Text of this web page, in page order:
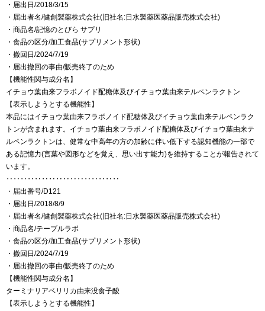
・届出日/2018/3/15
・届出者名/健創製薬株式会社(旧社名:日水製薬医薬品販売株式会社)
・商品名/記憶のとびら サプリ
・食品の区分/加工食品(サプリメント形状)
・撤回日/2024/7/19
・届出撤回の事由/販売終了のため
【機能性関与成分名】
イチョウ葉由来フラボノイド配糖体及びイチョウ葉由来テルペンラクトン
【表示しようとする機能性】
本品にはイチョウ葉由来フラボノイド配糖体及びイチョウ葉由来テルペンラク
トンが含まれます。イチョウ葉由来フラボノイド配糖体及びイチョウ葉由来テ
ルペンラクトンは、健常な中高年の方の加齢に伴い低下する認知機能の一部で
ある記憶力(言葉や図形などを覚え、思い出す能力)を維持することが報告されて
います。
‥‥‥‥‥‥‥‥‥‥‥‥‥‥‥‥
・届出番号/D121
・届出日/2018/8/9
・届出者名/健創製薬株式会社(旧社名:日水製薬医薬品販売株式会社)
・商品名/テーブルラボ
・食品の区分/加工食品(サプリメント形状)
・撤回日/2024/7/19
・届出撤回の事由/販売終了のため
【機能性関与成分名】
ターミナリアベリリカ由来没食子酸
【表示しようとする機能性】